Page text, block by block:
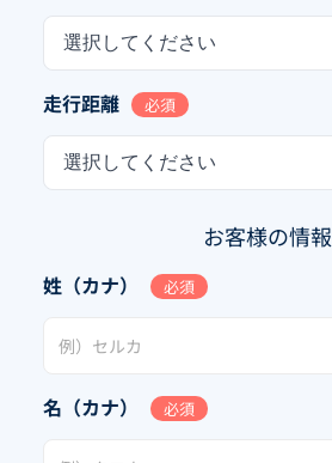
選択してください
走行距離 必須
選択してください
お客様の情報
姓（カナ） 必須
名（カナ） 必須